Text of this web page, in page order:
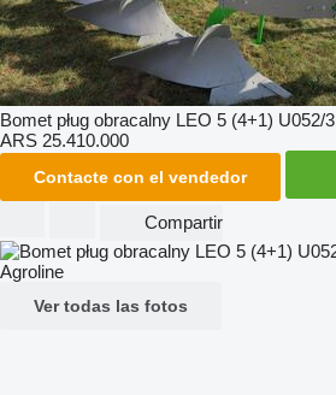
Bomet pług obracalny LEO 5 (4+1) U052/3
ARS 25.410.000
Contacte con el vendedor
Compartir
Ver todas las fotos